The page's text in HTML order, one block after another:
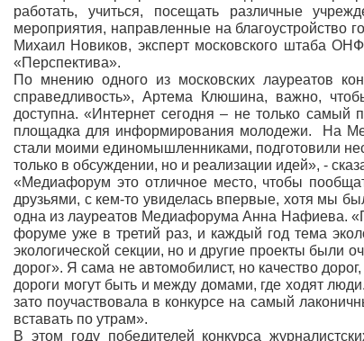
работать, учиться, посещать различные
мероприятия, направленные на благоустройство
Михаил Новиков, эксперт московского штаба
«Перспектива».
По мнению одного из московских лауреатов
справедливость», Артема Клюшина, важно,
доступна. «Интернет сегодня – не только
площадка для информирования молодежи. На
стали моими единомышленниками, подготовили
только в обсуждении, но и реализации идей», -
«Медиафорум это отличное место, чтобы
друзьями, с кем-то увиделась впервые, хотя мы
одна из лауреатов Медиафорума Анна Нафиева.
форуме уже в третий раз, и каждый год тема
экологической секции, но и другие проекты были
дорог». Я сама не автомобилист, но качество
дороги могут быть и между домами, где ходят
зато поучаствовала в конкурсе на самый
вставать по утрам».
В этом году победителей конкурса